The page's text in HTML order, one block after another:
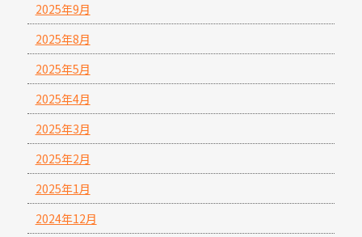
2025年9月
2025年8月
2025年5月
2025年4月
2025年3月
2025年2月
2025年1月
2024年12月